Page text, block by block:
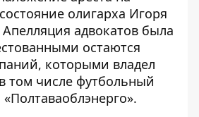
олигарха Игоря
Апелляция адвокатов была
остаются
которыми владел
том числе футбольный